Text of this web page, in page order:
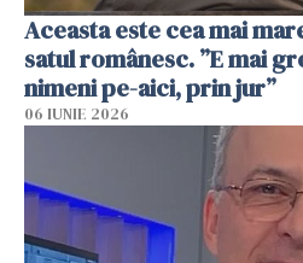
Aceasta este cea mai
satul românesc. ”E mai
nimeni pe-aici, prin jur”
06 IUNIE 2026